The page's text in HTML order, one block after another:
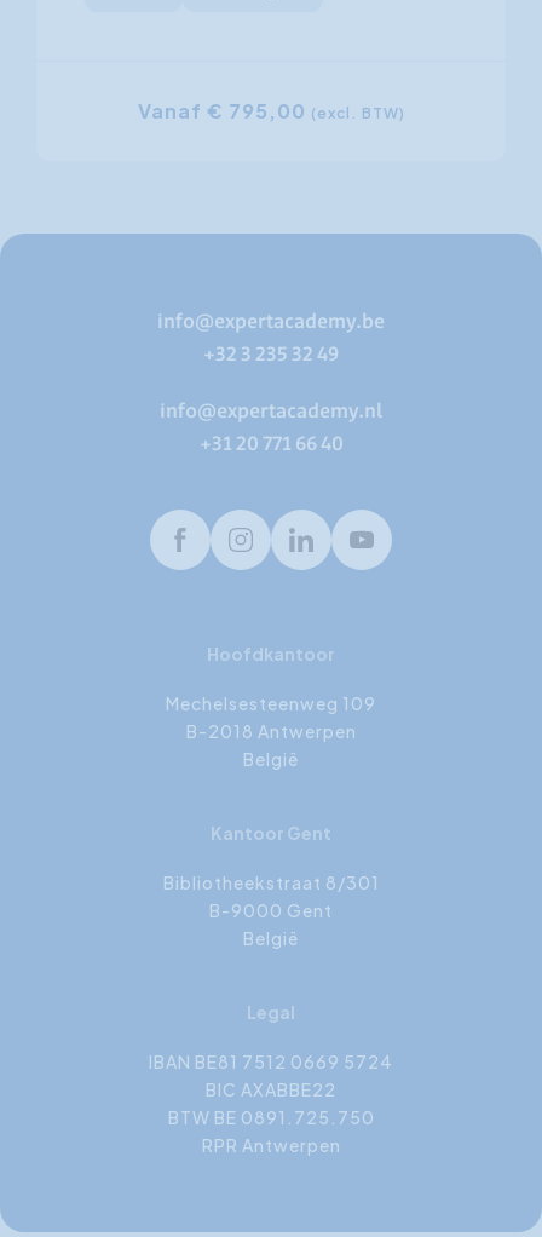
Vanaf € 795,00 (excl. BTW)
info@expertacademy.be
+32 3 235 32 49
info@expertacademy.nl
+31 20 771 66 40
FacebookInstagramLinkedInYoutube
Hoofdkantoor
Mechelsesteenweg 109
B-2018 Antwerpen
België
Kantoor Gent
Bibliotheekstraat 8/301
B-9000 Gent
België
Legal
IBAN BE81 7512 0669 5724
BIC AXABBE22
BTW BE 0891.725.750
RPR Antwerpen